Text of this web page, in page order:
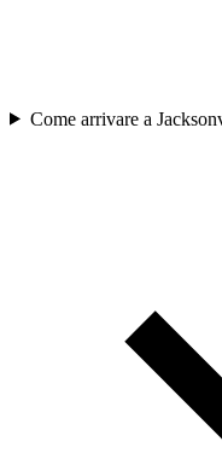
Come arrivare a